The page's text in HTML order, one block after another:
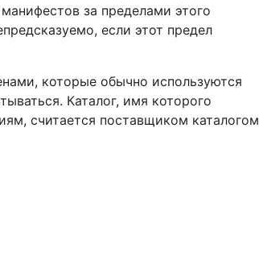
за пределами этого
если этот предел
которые обычно используются
Каталог, имя которого
считается поставщиком каталогом